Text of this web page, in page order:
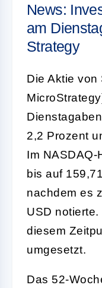
News:
am
Strategy
Die Aktie von
2,2 Prozent
Im
bis auf
nachdem es
USD
diesem
umgesetzt.
Das 52-